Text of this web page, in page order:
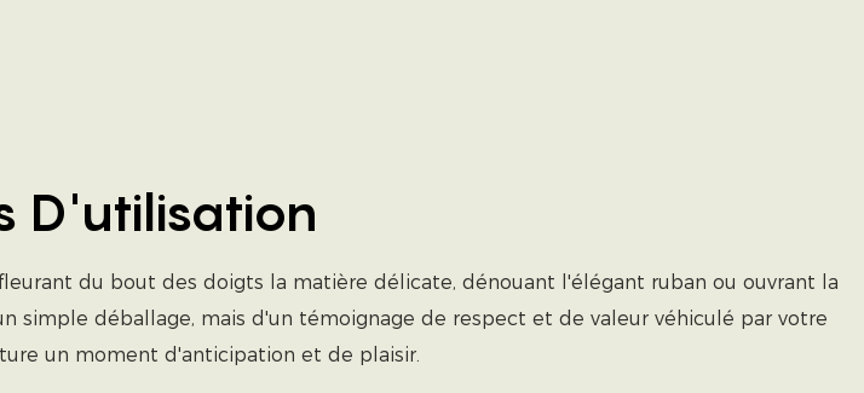
D'utilisation
du bout des doigts la matière délicate, dénouant l'élégant ruban ou ouvrant la
simple déballage, mais d'un témoignage de respect et de valeur véhiculé par votre
un moment d'anticipation et de plaisir.